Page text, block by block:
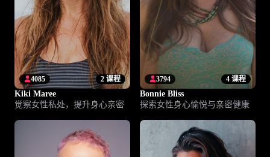
2 课程
4085
Kiki Maree
觉察女性私处，提升身心亲密
4 课程
3794
Bonnie Bliss
探索女性身心愉悦与亲密健康